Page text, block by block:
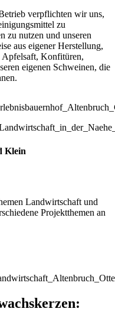
verpflichten wir uns,
zu
zu nutzen und unseren
aus eigener Herstellung,
Apfelsaft, Konfitüren,
eigenen Schweinen, die
Klein
Landwirtschaft und
Projektthemen an